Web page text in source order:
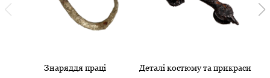
Знаряддя праці Деталі костюму та прикраси